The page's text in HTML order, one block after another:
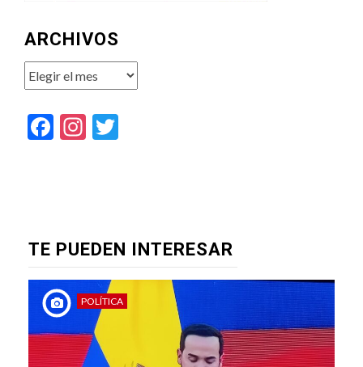
ARCHIVOS
Archivos
Facebook
Instagram
TE PUEDEN INTERESAR
POLÍTICA